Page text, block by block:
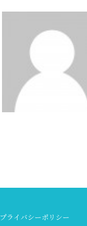
プライバシーポリシー